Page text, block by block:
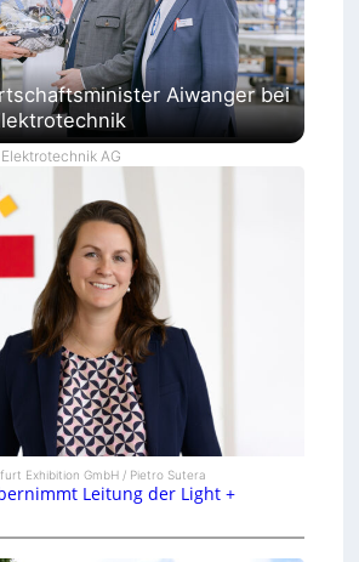
Aiwanger bei
AG
Exhibition GmbH / Pietro Sutera
Leitung der Light +